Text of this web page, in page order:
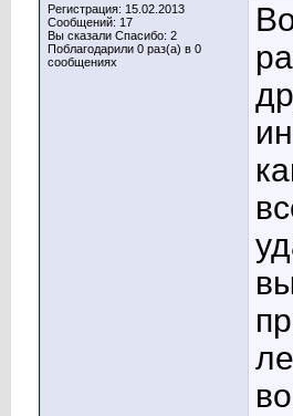
Регистрация: 15.02.2013
Сообщений: 17
Вы сказали Спасибо: 2
Поблагодарили 0 раз(а) в 0
сообщениях